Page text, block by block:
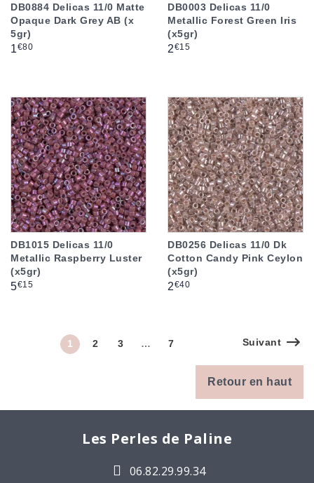
DB0884 Delicas 11/0 Matte
Opaque Dark Grey AB (x
5gr)
Prix
1€80
DB0003 Delicas 11/0
Metallic Forest Green Iris
(x5gr)
Prix
2€15
DB1015 Delicas 11/0
Metallic Raspberry Luster
(x5gr)
Prix
5€15
DB0256 Delicas 11/0 Dk
Cotton Candy Pink Ceylon
(x5gr)
Prix
2€40
1 2 3 … 7 Suivant
Retour en haut
Les Perles de Paline
06.82.29.99.34